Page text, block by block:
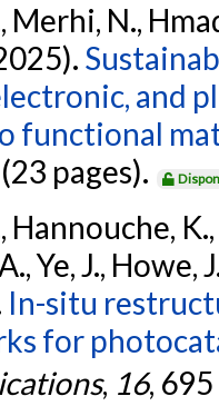
Merhi, N.,
and
functional
pages).
Hannouche,
Ye, J., Howe,
In-situ
for
, 16,